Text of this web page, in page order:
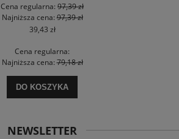
Cena regularna: 97,39 zł
Najniższa cena:97,39 zł
39,43 zł
Cena regularna:
Najniższa cena:79,18 zł
DO KOSZYKA
NEWSLETTER